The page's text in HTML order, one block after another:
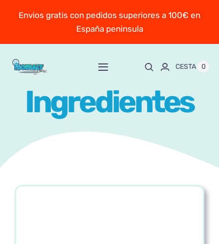
Envios gratis con pedidos superiores a 100€ en
España peninsula
Toggle
Inicio
Personaliza y encarga
CESTA 0
Ingredientes